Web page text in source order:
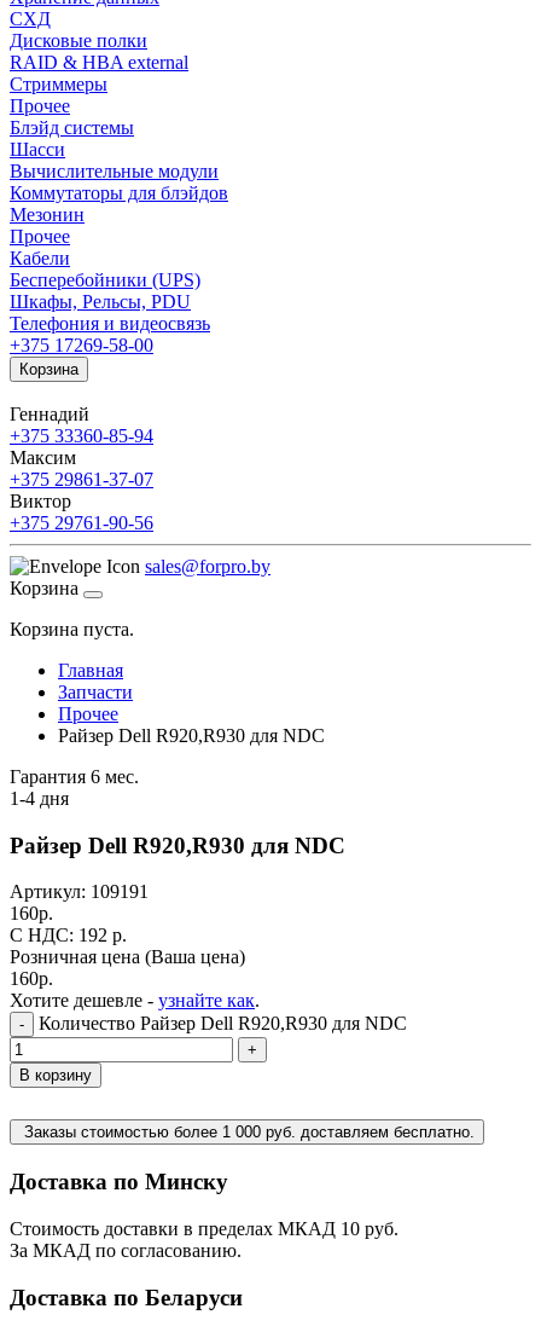
СХД
Дисковые полки
RAID & HBA external
Стриммеры
Прочее
Блэйд системы
Шасси
Вычислительные модули
Коммутаторы для блэйдов
Мезонин
Прочее
Кабели
Бесперебойники (UPS)
Шкафы, Рельсы, PDU
Телефония и видеосвязь
+375 17269-58-00
Корзина
Геннадий
+375 33360-85-94
Максим
+375 29861-37-07
Виктор
+375 29761-90-56
sales@forpro.by
Корзина
Корзина пуста.
Главная
Запчасти
Прочее
Райзер Dell R920,R930 для NDC
Гарантия 6 мес.
1-4 дня
Райзер Dell R920,R930 для NDC
Артикул: 109191
160р.
C НДС: 192 р.
Розничная цена (Ваша цена)
160р.
Хотите дешевле - узнайте как.
- Количество Райзер Dell R920,R930 для NDC
+
В корзину
Заказы стоимостью более 1 000 руб. доставляем бесплатно.
Доставка по Минску
Стоимость доставки в пределах МКАД 10 руб.
За МКАД по согласованию.
Доставка по Беларуси